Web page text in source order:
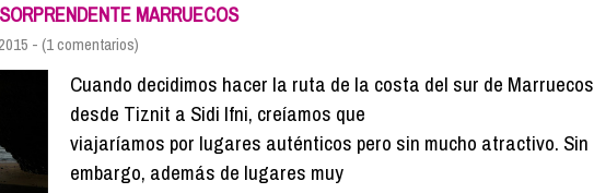
MARRUECOS
- (1 comentarios)
Cuando decidimos hacer la ruta de la costa del sur de Marruecos
desde Tiznit a Sidi Ifni, creíamos que
viajaríamos por lugares auténticos pero sin mucho atractivo. Sin
embargo, además de lugares muy